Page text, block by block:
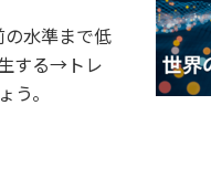
水準まで低
する→トレ
。